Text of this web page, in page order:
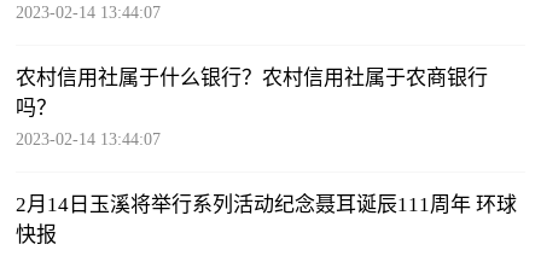
2023-02-14 13:44:07
农村信用社属于什么银行？农村信用社属于农商银行
吗？
2023-02-14 13:44:07
2月14日玉溪将举行系列活动纪念聂耳诞辰111周年 环球
快报